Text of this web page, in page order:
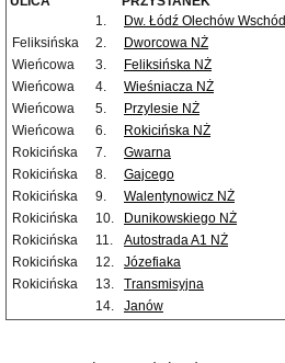
1.
Dw. Łódź Olechów Wschód
Feliksińska
2.
Dworcowa NŻ
Wieńcowa
3.
Feliksińska NŻ
Wieńcowa
4.
Wieśniacza NŻ
Wieńcowa
5.
Przylesie NŻ
Wieńcowa
6.
Rokicińska NŻ
Rokicińska
7. Gwarna
Rokicińska
8. Gajcego
Rokicińska
9. Walentynowicz NŻ
Rokicińska
10. Dunikowskiego NŻ
Rokicińska
11. Autostrada A1 NŻ
Rokicińska
12. Józefiaka
Rokicińska
13. Transmisyjna
14.
Janów